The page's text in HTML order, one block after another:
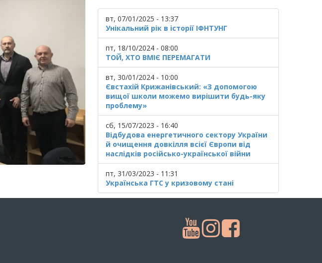
вт, 07/01/2025 - 13:37
Унікальний рік в історії ІФНТУНГ
пт, 18/10/2024 - 08:00
ТОЙ, ХТО ВМІЄ ПЕРЕМАГАТИ
вт, 30/01/2024 - 10:00
Євстахій Крижанівський: «З допомогою
вищої школи можемо вирішити будь-яку
проблему»
сб, 15/07/2023 - 16:40
Відбудова енергетичного сектору України
й очищення довкілля всієї Європи від
наслідків російсько-української війни
пт, 31/03/2023 - 11:31
Українська ГТС у кризовому стані